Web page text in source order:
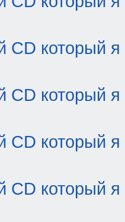
CD который я
CD который я
CD который я
CD который я